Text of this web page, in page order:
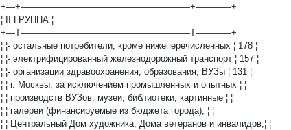
+—+———————————————————+————+
¦ II ГРУППА ¦
+—T———————————————————T————+
¦ ¦- остальные потребители, кроме нижеперечисленных ¦ 178 ¦
¦ ¦- электрифицированный железнодорожный транспорт ¦ 157 ¦
¦ ¦- организации здравоохранения, образования, ВУЗы ¦ 131 ¦
¦ ¦ г. Москвы, за исключением промышленных и опытных ¦ ¦
¦ ¦ производств ВУЗов; музеи, библиотеки, картинные ¦ ¦
¦ ¦ галереи (финансируемые из бюджета города); ¦ ¦
¦ ¦ Центральный Дом художника, Дома ветеранов и инвалидов;¦ ¦